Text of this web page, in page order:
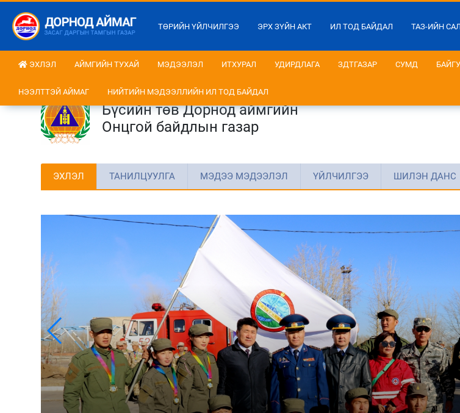
ТӨРИЙН ҮЙЛЧИЛГЭЭ ЭРХ ЗҮЙН АКТ ИЛ ТОД БАЙДАЛ ТАЗ-ИЙН
ЭХЛЭЛ АЙМГИЙН ТУХАЙ МЭДЭЭЛЭЛ ИТХУРАЛ УДИРДЛАГА ЗДТГАЗАР СУМД
НЭЭЛТТЭЙ АЙМАГ НИЙТИЙН МЭДЭЭЛЛИЙН ИЛ ТОД БАЙДАЛ
Бүсийн төв Дорнод аймгийн
Онцгой байдлын газар
ЭХЛЭЛ ТАНИЛЦУУЛГА МЭДЭЭ МЭДЭЭЛЭЛ ҮЙЛЧИЛГЭЭ ШИЛЭН ДАНС